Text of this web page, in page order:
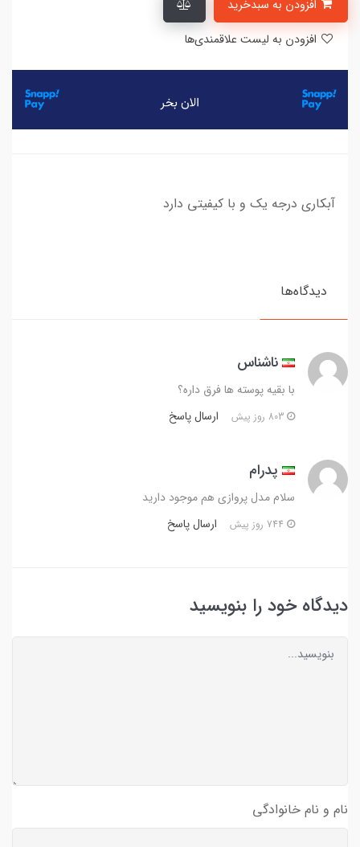
آبکاری درجه یک و با کیفیتی دارد
دیدگاه‌ها
ناشناس
با بقیه پوسته ها فرق داره؟
ارسال پاسخ
پدرام
سلام مدل پروازی هم موجود دارید
ارسال پاسخ
دیدگاه خود را بنویسید
نام و نام خانوادگی